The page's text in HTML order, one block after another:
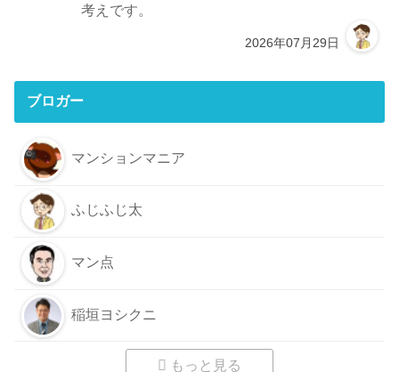
考えです。
2026年07月29日
ブロガー
マンションマニア
ふじふじ太
マン点
稲垣ヨシクニ
もっと見る